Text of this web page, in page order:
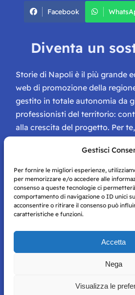
Gestisci
Per fornire le migliori esperienze,
per memorizzare e/o accedere alle
consenso a queste tecnologie ci
comportamento di navigazione o ID unici
acconsentire o ritirare il consenso può
caratteristiche e funzioni.
Accetta
Nega
Visualizza le
Facebook
Diventa un
Storie di Napoli è il più grande
web di promozione della
gestito in totale autonomia da
professionisti del territorio:
alla crescita del progetto. Per
tessera di Storie Campane, libri
e inviti ad eventi esclusivi!
Storie di Napoli è una testata registrata
per mero scopo didattico e informativo.
perseguito secondo i termini di legge. Si